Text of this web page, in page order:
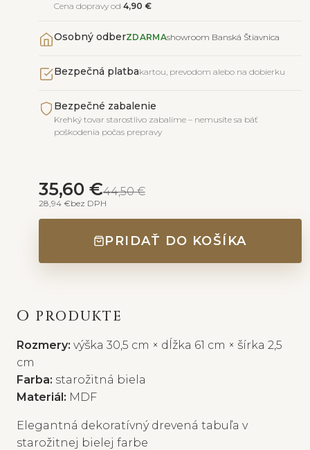
Cena dopravy od 4,90 €
Osobný odberZDARMAshowroom Banská Štiavnica
Bezpečná platbakartou, prevodom alebo na dobierku
Bezpečné zabalenie
Krehký tovar starostlivo zabalíme – nemusíte sa báť
poškodenia počas prepravy
35,60 €44,50 €
28,94 €bez DPH
PRIDAŤ DO KOŠÍKA
O PRODUKTE
Rozmery: výška 30,5 cm × dĺžka 61 cm × šírka 2,5
cm
Farba: starožitná biela
Materiál: MDF
Elegantná dekoratívný drevená tabuľa v
starožitnej bielej farbe